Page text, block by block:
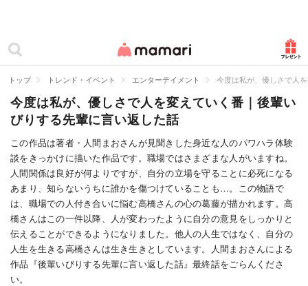
ママリ
カテゴリー一覧
妊娠
出産
赤ちゃん・育児
子育て・家族
病院
美容・ファッション
トップ トレンド・イベント エンターテイメント 今度は私が、優しさで人
今度は私が、優しさで人を変えていく番｜後輩い
びりする先輩に言い返した話
この作品は著者・人間まおさんが見聞きした身近な人のパワハラ体験
談をきっかけに描いた作品です。職場ではさまざまな人がいますね。
人間関係は良好が何よりですが、自分の立場を守ることに必死になる
あまり、知らないうちに誰かを傷つけていることも…。この物語で
は、職場での人付き合いに悩む高橋さんの心の葛藤が描かれます。高
橋さんはこの一件以降、人が変わったように自分の意見をしっかりと
伝えることができるようになりました。他人の人生ではなく、自分の
人生を生きる高橋さんは生き生きとしています。人間まおさんによる
作品『後輩いびりする先輩に言い返した話』最終話をごらんくださ
い。